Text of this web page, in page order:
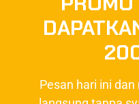
Pesan hari ini